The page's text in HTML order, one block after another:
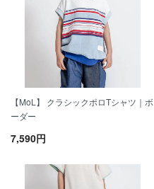
【MoL】 クラシックポロTシャツ｜ボ
ーダー
7,590円